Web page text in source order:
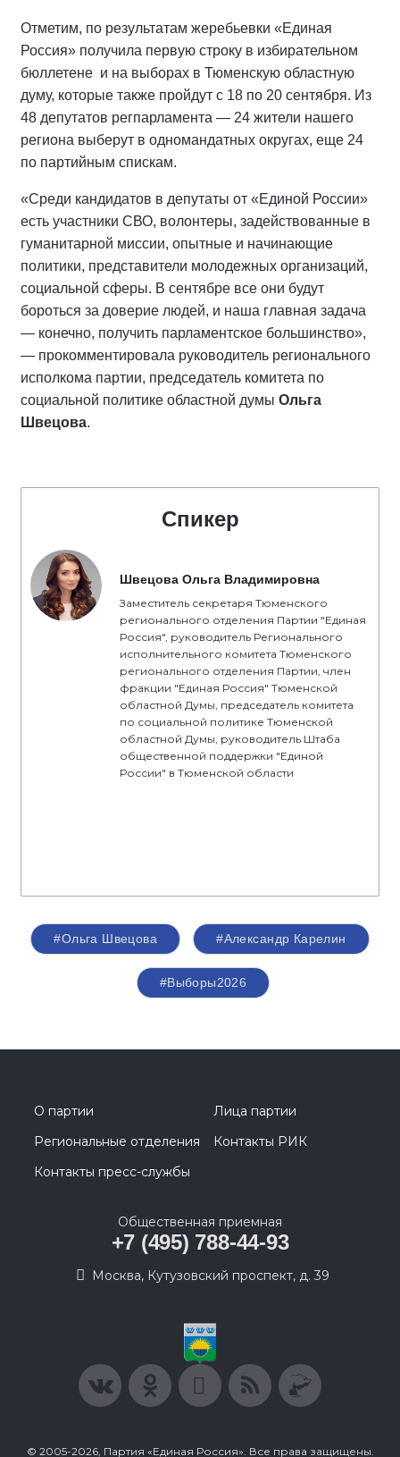
Отметим, по результатам жеребьевки «Единая
Россия» получила первую строку в избирательном
бюллетене и на выборах в Тюменскую областную
думу, которые также пройдут с 18 по 20 сентября. Из
48 депутатов регпарламента — 24 жители нашего
региона выберут в одномандатных округах, еще 24
по партийным спискам.
«Среди кандидатов в депутаты от «Единой России»
есть участники СВО, волонтеры, задействованные в
гуманитарной миссии, опытные и начинающие
политики, представители молодежных организаций,
социальной сферы. В сентябре все они будут
бороться за доверие людей, и наша главная задача
— конечно, получить парламентское большинство»,
— прокомментировала руководитель регионального
исполкома партии, председатель комитета по
социальной политике областной думы Ольга
Швецова.
Спикер
Швецова Ольга Владимировна
Заместитель секретаря Тюменского
регионального отделения Партии "Единая
Россия", руководитель Регионального
исполнительного комитета Тюменского
регионального отделения Партии, член
фракции "Единая Россия" Тюменской
областной Думы, председатель комитета
по социальной политике Тюменской
областной Думы, руководитель Штаба
общественной поддержки "Единой
России" в Тюменской области
#Ольга Швецова #Александр Карелин
#Выборы2026
О партии
Лица партии
Региональные отделения
Контакты РИК
Контакты пресс-службы
Общественная приемная
+7 (495) 788-44-93
Москва, Кутузовский проспект, д. 39
© 2005-2026, Партия «Единая Россия». Все права защищены.